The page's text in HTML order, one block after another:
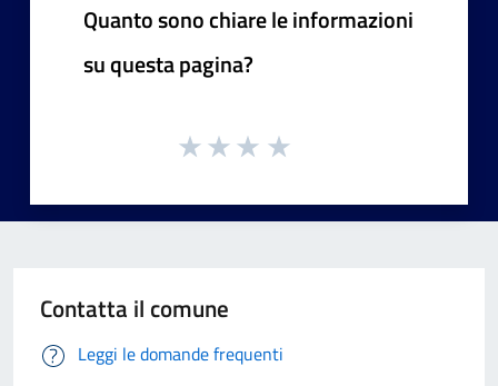
Quanto sono chiare le informazioni
su questa pagina?
Contatta il comune
Leggi le domande frequenti